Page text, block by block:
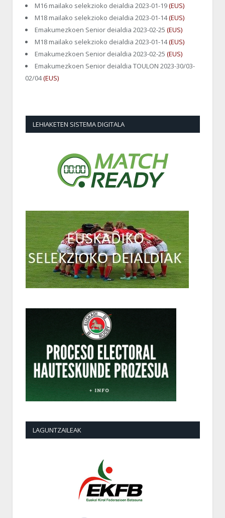
M16 mailako selekzioko deialdia 2023-01-19(EUS)
M18 mailako selekzioko deialdia 2023-01-14(EUS)
Emakumezkoen Senior deialdia 2023-02-25 (EUS)
M18 mailako selekzioko deialdia 2023-01-14(EUS)
Emakumezkoen Senior deialdia 2023-02-25 (EUS)
Emakumezkoen Senior deialdia TOULON 2023-30/03-
02/04(EUS)
LEHIAKETEN SISTEMA DIGITALA
LAGUNTZAILEAK